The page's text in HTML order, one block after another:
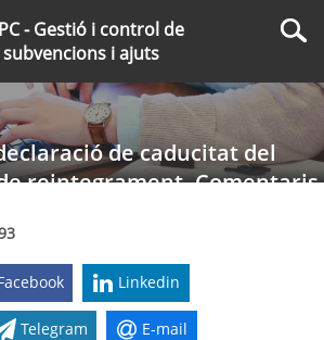
- Gestió i control de
subvencions i ajuts
de caducitat del
reintegrament. Comentaris
del Tribunal Suprem de 19
i 12 de gener de 2022
Linkedin
Telegram
E-mail